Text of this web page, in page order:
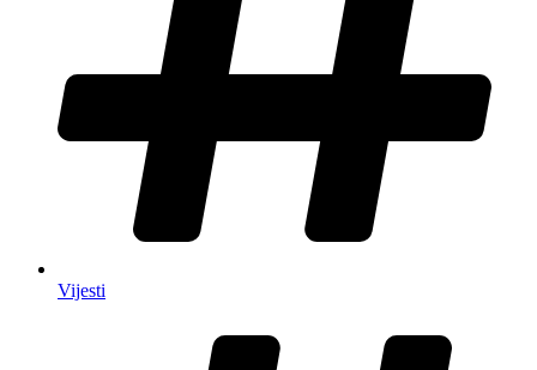
Vijesti